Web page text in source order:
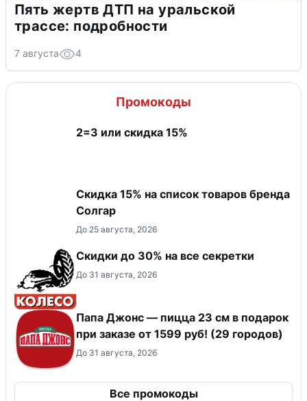
Пять жертв ДТП на уральской
трассе: подробности
7 августа 4
Промокоды
2=3 или скидка 15%
Скидка 15% на список товаров бренда
Солгар
До 25 августа, 2026
Скидки до 30% на все секретки
До 31 августа, 2026
Папа Джонс — пицца 23 см в подарок
при заказе от 1599 руб! (29 городов)
До 31 августа, 2026
Все промокоды